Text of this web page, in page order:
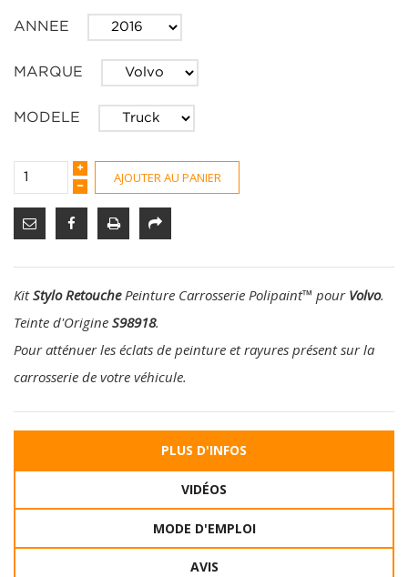
ANNEE
MARQUE
MODELE
AJOUTER AU PANIER
KitStylo RetouchePeinture Carrosserie Polipaint™ pour Volvo.
Teinte d'Origine S98918.
Pour atténuer les éclats de peinture et rayures présent sur la
carrosserie de votre véhicule.
PLUS D'INFOS
VIDÉOS
MODE D'EMPLOI
AVIS